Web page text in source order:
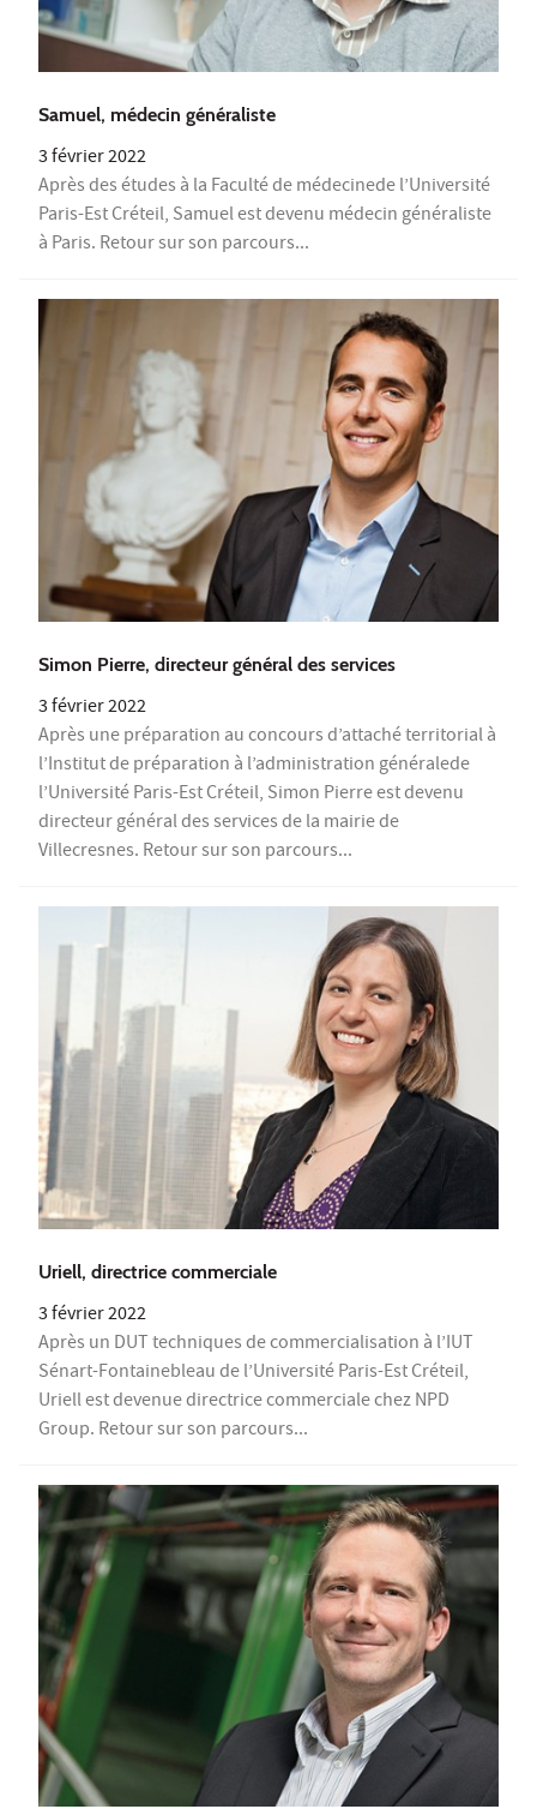
Samuel, médecin généraliste
3 février 2022
Après des études à la Faculté de médecinede l’Université
Paris-Est Créteil, Samuel est devenu médecin généraliste
à Paris. Retour sur son parcours...
Simon Pierre, directeur général des services
3 février 2022
Après une préparation au concours d’attaché territorial à
l’Institut de préparation à l’administration généralede
l’Université Paris-Est Créteil, Simon Pierre est devenu
directeur général des services de la mairie de
Villecresnes. Retour sur son parcours...
Uriell, directrice commerciale
3 février 2022
Après un DUT techniques de commercialisation à l’IUT
Sénart-Fontainebleau de l’Université Paris-Est Créteil,
Uriell est devenue directrice commerciale chez NPD
Group. Retour sur son parcours...